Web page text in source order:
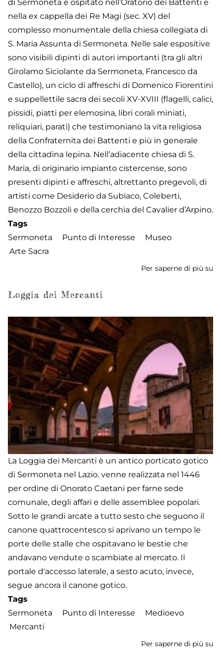
di Sermoneta è ospitato nell’Oratorio dei Battenti e
nella ex cappella dei Re Magi (sec. XV) del
complesso monumentale della chiesa collegiata di
S. Maria Assunta di Sermoneta. Nelle sale espositive
sono visibili dipinti di autori importanti (tra gli altri
Girolamo Siciolante da Sermoneta, Francesco da
Castello), un ciclo di affreschi di Domenico Fiorentini
e suppellettile sacra dei secoli XV-XVIII (flagelli, calici,
pissidi, piatti per elemosina, libri corali miniati,
reliquiari, parati) che testimoniano la vita religiosa
della Confraternita dei Battenti e più in generale
della cittadina lepina. Nell’adiacente chiesa di S.
Maria, di originario impianto cistercense, sono
presenti dipinti e affreschi, altrettanto pregevoli, di
artisti come Desiderio da Subiaco, Coleberti,
Benozzo Bozzoli e della cerchia del Cavalier d’Arpino.
Tags
Sermoneta
Punto di Interesse
Museo
Arte Sacra
Per saperne di più su
Loggia dei Mercanti
La Loggia dei Mercanti è un antico porticato gotico
di Sermoneta nel Lazio. venne realizzata nel 1446
per ordine di Onorato Caetani per farne sede
comunale, degli affari e delle assemblee popolari.
Sotto le grandi arcate a tutto sesto che seguono il
canone quattrocentesco si aprivano un tempo le
porte delle stalle che ospitavano le bestie che
andavano vendute o scambiate al mercato. Il
portale d'accesso laterale, a sesto acuto, invece,
segue ancora il canone gotico.
Tags
Sermoneta
Punto di Interesse
Medioevo
Mercanti
Per saperne di più su